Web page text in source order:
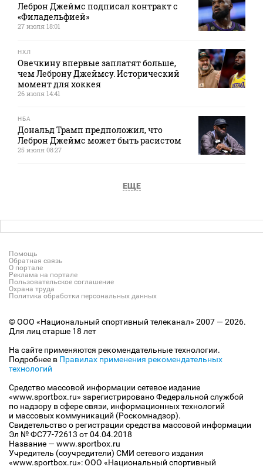
Леброн Джеймс подписал контракт с
«Филадельфией»
27 июля 18:01
НХЛ
Овечкину впервые заплатят больше,
чем Леброну Джеймсу. Исторический
момент для хоккея
26 июля 14:41
НБА
Дональд Трамп предположил, что
Леброн Джеймс может быть расистом
25 июля 08:27
ЕЩЕ
Помощь
Обратная связь
О портале
Реклама на портале
Пользовательское соглашение
Охрана труда
Политика обработки персональных данных
© ООО «Национальный спортивный телеканал» 2007 — 2026.
Для лиц старше 18 лет
На сайте применяются рекомендательные технологии.
Подробнее в Правилах применения рекомендательных
технологий
Средство массовой информации сетевое издание
«www.sportbox.ru» зарегистрировано Федеральной службой
по надзору в сфере связи, информационных технологий
и массовых коммуникаций (Роскомнадзор).
Свидетельство о регистрации средства массовой информации
Эл № ФС77-72613 от 04.04.2018
Название — www.sportbox.ru
Учредитель (соучредители) СМИ сетевого издания
«www.sportbox.ru»: ООО «Национальный спортивный